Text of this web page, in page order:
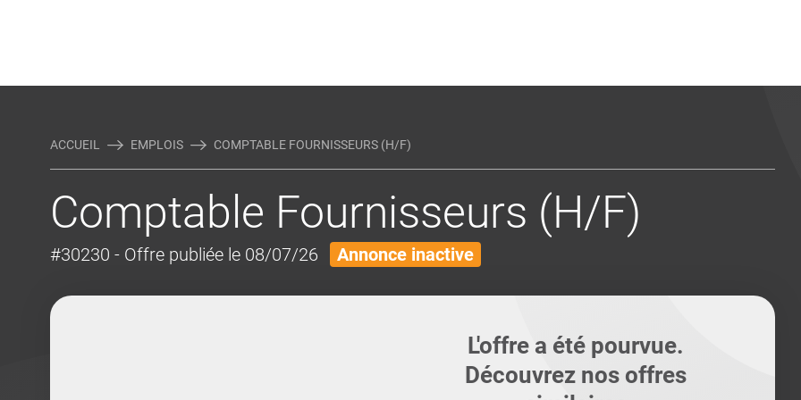
ACCUEIL EMPLOIS COMPTABLE FOURNISSEURS (H/F)
Comptable Fournisseurs (H/F)
#30230 - Offre publiée le 08/07/26 Annonce inactive
L'offre a été pourvue.
Découvrez nos offres